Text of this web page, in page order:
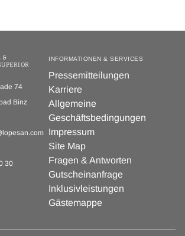
&
74
Binz
30
INFORMATIONEN & SERVICES
Pressemitteilungen
Karriere
Allgemeine
Geschäftsbedingungen
Impressum
Site Map
Fragen & Antworten
Gutscheinanfrage
Inklusivleistungen
Gästemappe